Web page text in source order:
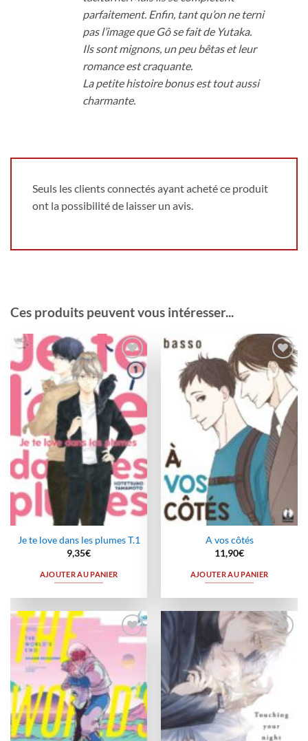
parfaitement. Enfin, tant qu’on ne terni
pas l’image que Gô se fait de Yutaka.
Ils sont mignons, un peu bêtas et leur
romance est craquante.
La petite histoire bonus est tout aussi
charmante.
Seuls les clients connectés ayant acheté ce produit
ont la possibilité de laisser un avis.
Ces produits peuvent vous intéresser...
Ajouter
à la
wishlist
Je te love dans les plumes T.1
9,35€
AJOUTER AU PANIER
Ajouter
à la
wishlist
A vos côtés
11,90€
AJOUTER AU PANIER
Ajouter
à la
wishlist
Ajouter
à la